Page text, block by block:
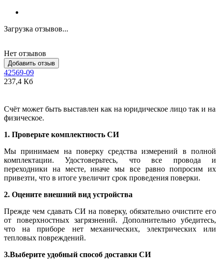
Загрузка отзывов...
Нет отзывов
Добавить отзыв
42569-09
237,4 Кб
Счёт может быть выставлен как на юридическое лицо так и на
физическое.
1. Проверьте комплектность СИ
Мы принимаем на поверку средства измерений в полной
комплектации. Удостоверьтесь, что все провода и
переходники на месте, иначе мы все равно попросим их
привезти, что в итоге увеличит срок проведения поверки.
2. Оцените внешний вид устройства
Прежде чем сдавать СИ на поверку, обязательно очистите его
от поверхностных загрязнений. Дополнительно убедитесь,
что на приборе нет механических, электрических или
тепловых повреждений.
3.Выберите удобный способ доставки СИ